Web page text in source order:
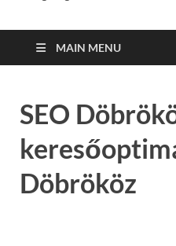
MAIN MENU
SEO
Döbrököz